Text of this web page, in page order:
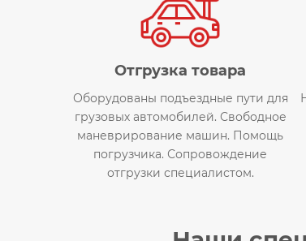
Отгрузка товара
Оборудованы подъездные пути для
грузовых автомобилей. Свободное
маневрирование машин. Помощь
погрузчика. Сопровождение
отгрузки специалистом.